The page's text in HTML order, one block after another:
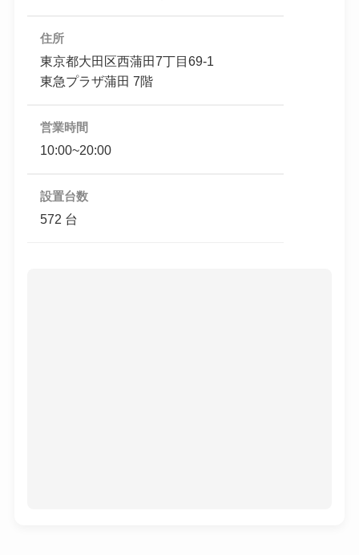
住所
東京都大田区西蒲田7丁目69-1
東急プラザ蒲田 7階
営業時間
10:00~20:00
設置台数
572 台